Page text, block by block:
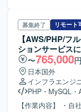
成長していきたい方に
ションの魅力】 は
プを開設し成長し
わることができま
クを適切に受け止
みづくりや、成長
るよう多様なニー
で、スケーラブル
す。 【開発環境】 クラウドサービスの活用やコンテナ化な
いただきます。バ
よび業務ロジック
TypeScript/React/
開発を行っていた
用いたAPI/スキーマ
ョン動作に関わる
境での開発・運用
コードレビューや
た継続的なデリバリ
募集終了 リモート
【AWS/PHP/フ
ションサービス
〜765,000
日本国外
インフラエンジ
PHP ・ MySQL ・
【作業内容】 ・自